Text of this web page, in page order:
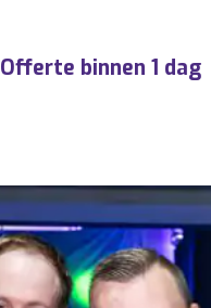
Offerte binnen 1 dag